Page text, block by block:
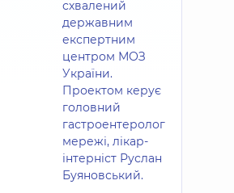
схвалений
державним
експертним
центром МОЗ
України.
Проектом керує
головний
гастроентеролог
мережі, лікар-
інтерніст Руслан
Буяновський.